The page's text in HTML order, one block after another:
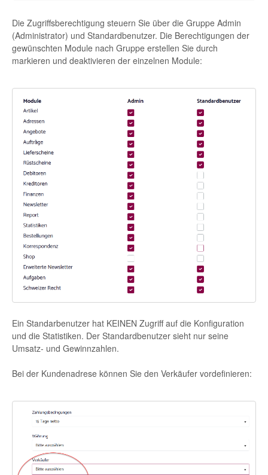
Die Zugriffsberechtigung steuern Sie über die Gruppe Admin
(Administrator) und Standardbenutzer. Die Berechtigungen der
gewünschten Module nach Gruppe erstellen Sie durch
markieren und deaktivieren der einzelnen Module:
Ein Standarbenutzer hat KEINEN Zugriff auf die Konfiguration
und die Statistiken. Der Standardbenutzer sieht nur seine
Umsatz- und Gewinnzahlen.
Bei der Kundenadrese können Sie den Verkäufer vordefinieren: